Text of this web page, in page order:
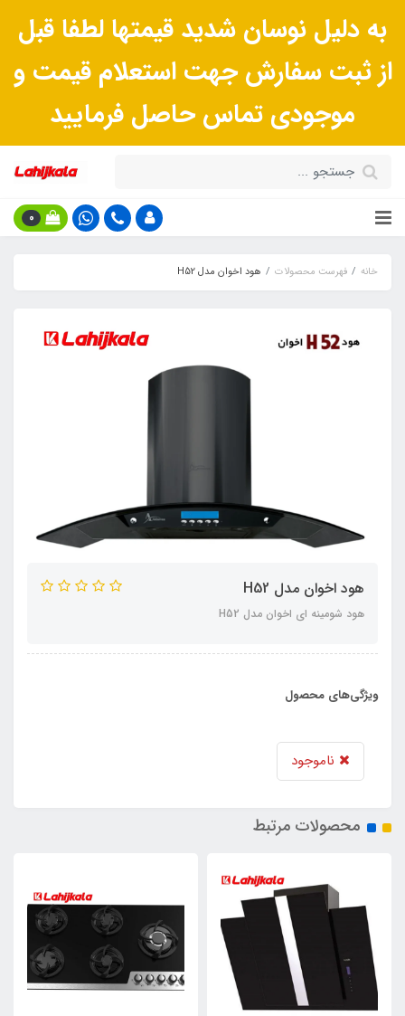
به دلیل نوسان شدید قیمتها لطفا قبل
از ثبت سفارش جهت استعلام قیمت و
موجودی تماس حاصل فرمایید
0
خانه فهرست محصولات هود اخوان مدل H52
هود اخوان مدل H52
هود شومینه ای اخوان مدل H52
ویژگی‌های محصول
ناموجود
محصولات مرتبط